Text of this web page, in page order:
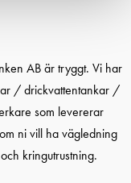
AB är tryggt. Vi har
/ drickvattentankar /
som levererar
ni vill ha vägledning
kringutrustning.